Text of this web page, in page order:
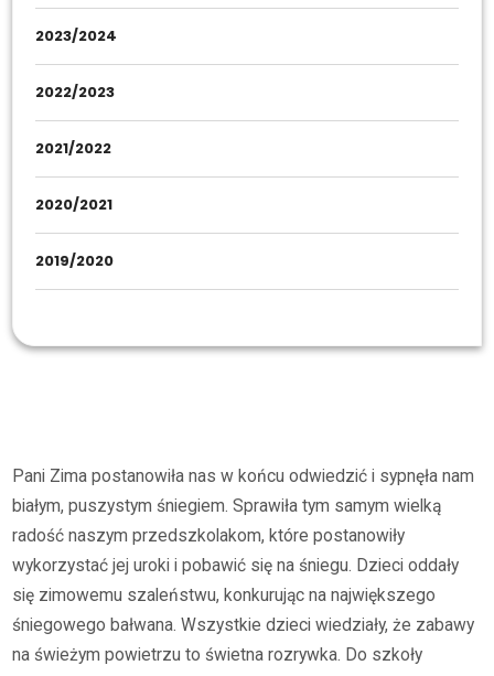
2023/2024
2022/2023
2021/2022
2020/2021
2019/2020
Pani Zima postanowiła nas w końcu odwiedzić i sypnęła nam
białym, puszystym śniegiem. Sprawiła tym samym wielką
radość naszym przedszkolakom, które postanowiły
wykorzystać jej uroki i pobawić się na śniegu. Dzieci oddały
się zimowemu szaleństwu, konkurując na największego
śniegowego bałwana. Wszystkie dzieci wiedziały, że zabawy
na świeżym powietrzu to świetna rozrywka. Do szkoły